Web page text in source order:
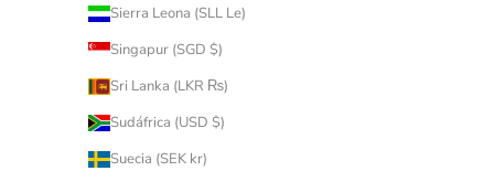
Sierra Leona (SLL Le)
Singapur (SGD $)
Sri Lanka (LKR ₨)
Sudáfrica (USD $)
Suecia (SEK kr)